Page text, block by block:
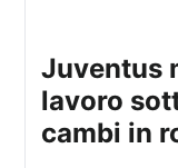
juventus mercato estivo:
lavoro
cambi in